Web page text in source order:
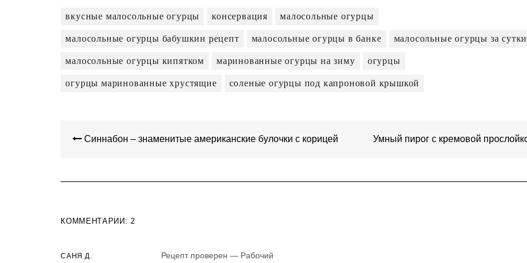
вкусные малосольные огурцы консервация малосольные огурцы
малосольные огурцы бабушкин рецепт малосольные огурцы в банке малосольные огурцы за сутки
малосольные огурцы кипятком маринованные огурцы на зиму огурцы
огурцы маринованные хрустящие соленые огурцы под капроновой крышкой
ПО Синнабон – знаменитые американские булочки с корицей Умный пирог с кремовой
КОММЕНТАРИИ: 2
САНЯ Д. Рецепт проверен — Рабочий